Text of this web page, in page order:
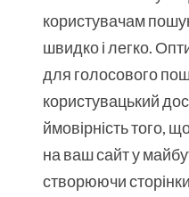
користувачам
швидко і легко.
для голосового
користувацький
ймовірність того,
на ваш сайт у
створюючи